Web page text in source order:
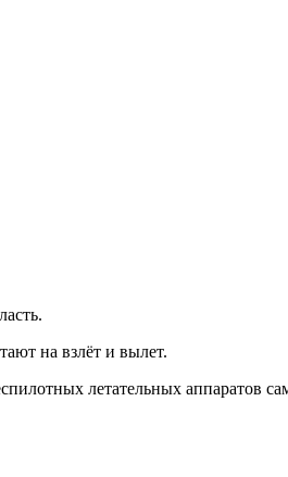
на взлëт и вылет.
летательных аппаратов